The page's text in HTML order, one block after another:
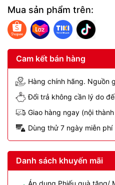
Mua sản phẩm trên:
Cam kết bán hàng
Hàng chính hãng. Nguồn
Đổi trả không cần lý do
Giao hàng ngay (nội
Dùng thử 7 ngày miễn phí
Danh sách khuyến mãi